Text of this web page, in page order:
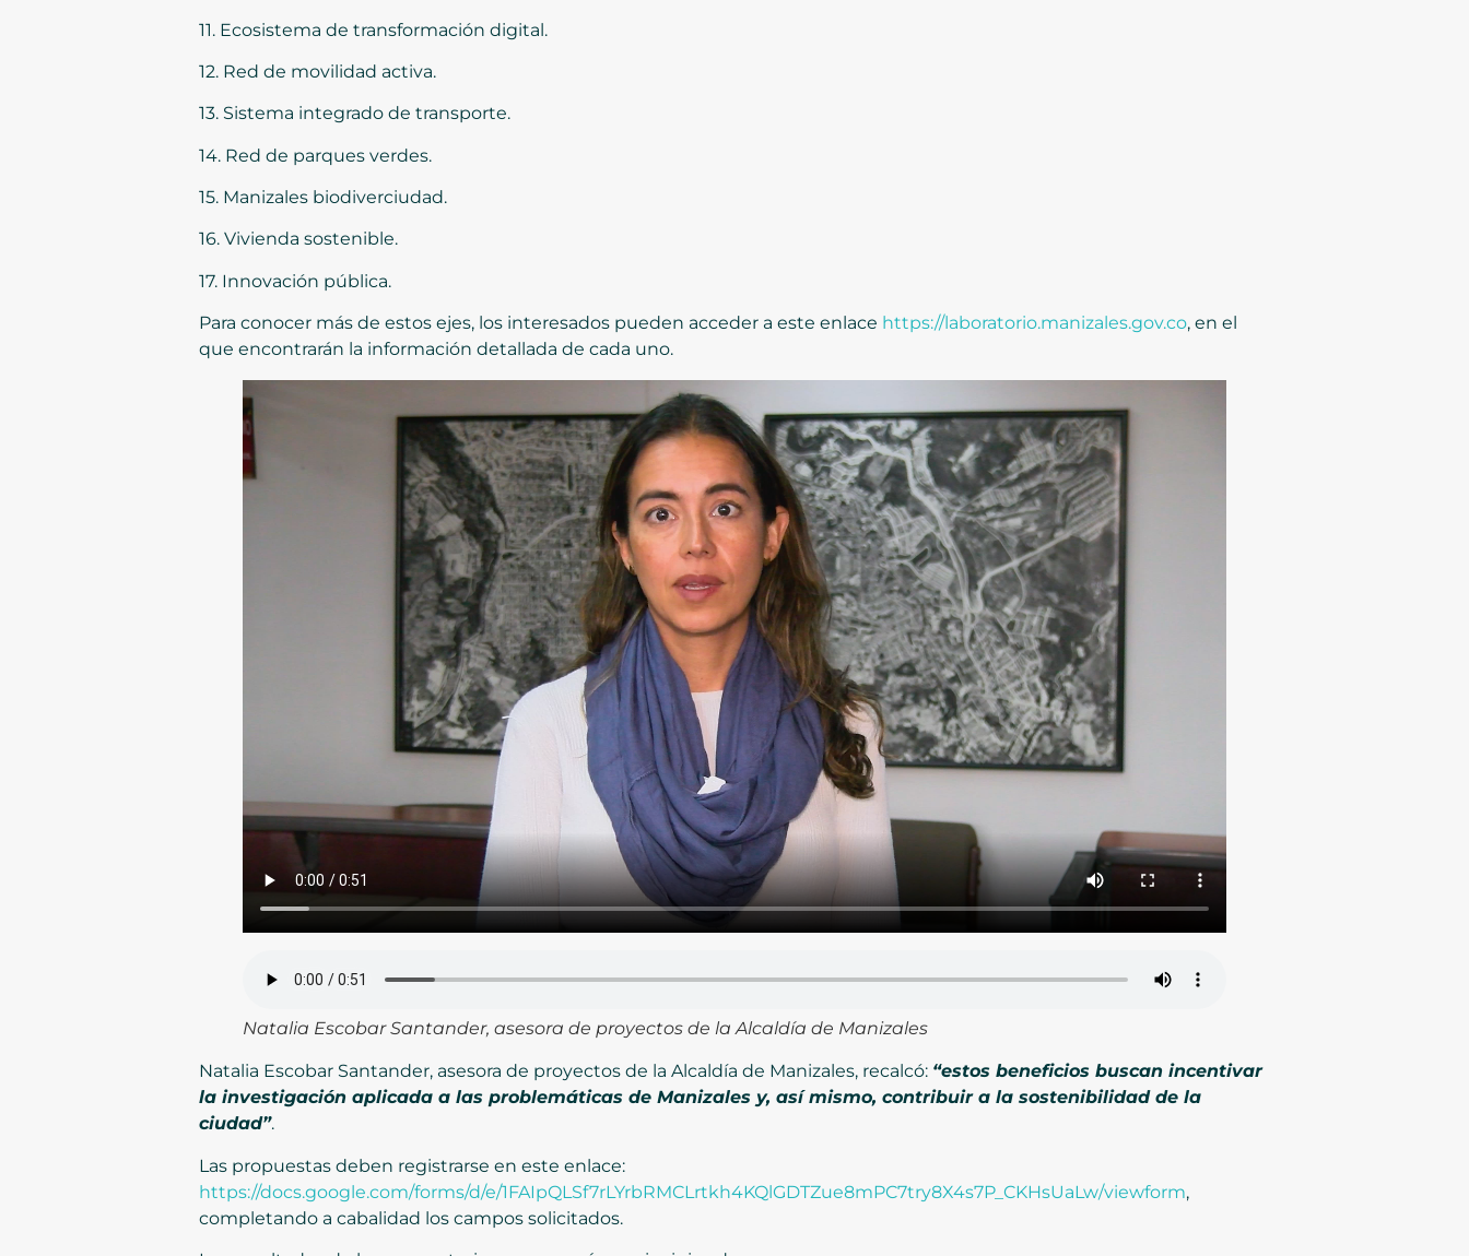
11. Ecosistema de transformación digital.
12. Red de movilidad activa.
13. Sistema integrado de transporte.
14. Red de parques verdes.
15. Manizales biodiverciudad.
16. Vivienda sostenible.
17. Innovación pública.
Para conocer más de estos ejes, los interesados pueden acceder a este enlace https://laboratorio.manizales.gov.co, en el
que encontrarán la información detallada de cada uno.
Natalia Escobar Santander, asesora de proyectos de la Alcaldía de Manizales
Natalia Escobar Santander, asesora de proyectos de la Alcaldía de Manizales, recalcó: “estos beneficios buscan incentivar
la investigación aplicada a las problemáticas de Manizales y, así mismo, contribuir a la sostenibilidad de la
ciudad”.
Las propuestas deben registrarse en este enlace:
https://docs.google.com/forms/d/e/1FAIpQLSf7rLYrbRMCLrtkh4KQlGDTZue8mPC7try8X4s7P_CKHsUaLw/viewform,
completando a cabalidad los campos solicitados.